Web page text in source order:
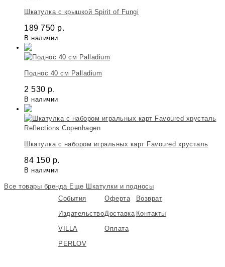
Шкатулка с крышкой Spirit of Fungi
189 750 р.
В наличии
Поднос 40 см Palladium
2 530 р.
В наличии
Reflections Copenhagen
Шкатулка с набором игральных карт Favoured хрусталь
84 150 р.
В наличии
Все товары бренда Еще Шкатулки и подносы
События
Издательство
VILLA
PERLOV
Оферта
Доставка
Оплата
Возврат
Контакты